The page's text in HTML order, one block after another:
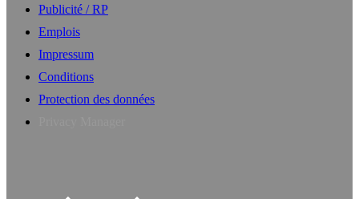
Publicité / RP
Emplois
Impressum
Conditions
Protection des données